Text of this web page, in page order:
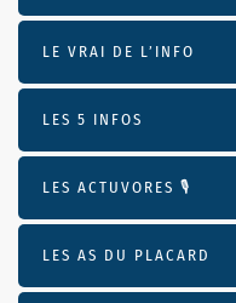
LE VRAI DE L’INFO
LES 5 INFOS
LES ACTUVORES 🎙
LES AS DU PLACARD